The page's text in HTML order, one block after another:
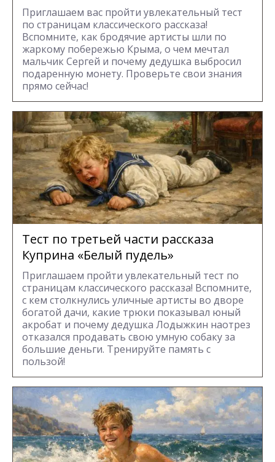
Приглашаем вас пройти увлекательный тест
по страницам классического рассказа!
Вспомните, как бродячие артисты шли по
жаркому побережью Крыма, о чем мечтал
мальчик Сергей и почему дедушка выбросил
подаренную монету. Проверьте свои знания
прямо сейчас!
Тест по третьей части рассказа
Куприна «Белый пудель»
Приглашаем пройти увлекательный тест по
страницам классического рассказа! Вспомните,
с кем столкнулись уличные артисты во дворе
богатой дачи, какие трюки показывал юный
акробат и почему дедушка Лодыжкин наотрез
отказался продавать свою умную собаку за
большие деньги. Тренируйте память с
пользой!